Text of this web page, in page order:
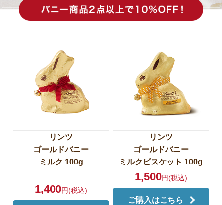
リンツ
ゴールドバニー
ミルク 100g
1,400円(税込)
リンツ
ゴールドバニー
ミルクビスケット 100g
1,500円(税込)
ご購入はこちら